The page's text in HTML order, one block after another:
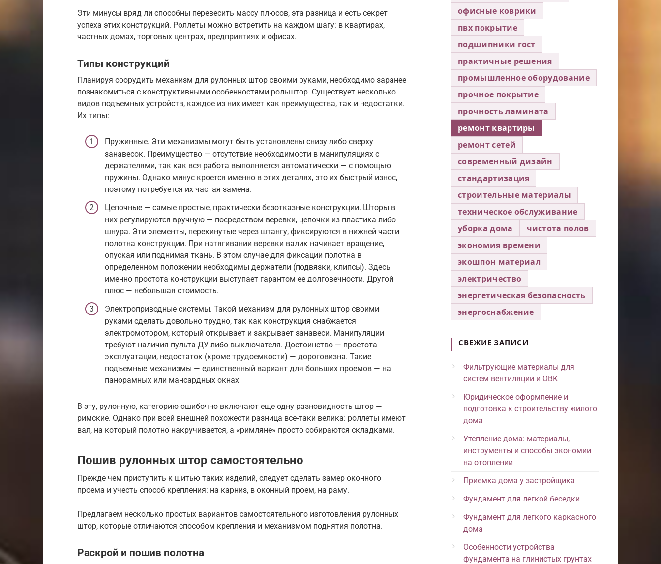
Эти минусы вряд ли способны перевесить массу плюсов, эта разница и есть секрет
успеха этих конструкций. Роллеты можно встретить на каждом шагу: в квартирах,
частных домах, торговых центрах, предприятиях и офисах.
Типы конструкций
Планируя соорудить механизм для рулонных штор своими руками, необходимо заранее
познакомиться с конструктивными особенностями рольштор. Существует несколько
видов подъемных устройств, каждое из них имеет как преимущества, так и недостатки.
Их типы:
Пружинные. Эти механизмы могут быть установлены снизу либо сверху
занавесок. Преимущество — отсутствие необходимости в манипуляциях с
держателями, так как вся работа выполняется автоматически — с помощью
пружины. Однако минус кроется именно в этих деталях, это их быстрый износ,
поэтому потребуется их частая замена.
Цепочные — самые простые, практически безотказные конструкции. Шторы в
них регулируются вручную — посредством веревки, цепочки из пластика либо
шнура. Эти элементы, перекинутые через штангу, фиксируются в нижней части
полотна конструкции. При натягивании веревки валик начинает вращение,
опуская или поднимая ткань. В этом случае для фиксации полотна в
определенном положении необходимы держатели (подвязки, клипсы). Здесь
именно простота конструкции выступает гарантом ее долговечности. Другой
плюс — небольшая стоимость.
Электроприводные системы. Такой механизм для рулонных штор своими
руками сделать довольно трудно, так как конструкция снабжается
электромотором, который открывает и закрывает занавеси. Манипуляции
требуют наличия пульта ДУ либо выключателя. Достоинство — простота
эксплуатации, недостаток (кроме трудоемкости) — дороговизна. Такие
подъемные механизмы — единственный вариант для больших проемов — на
панорамных или мансардных окнах.
В эту, рулонную, категорию ошибочно включают еще одну разновидность штор —
римские. Однако при всей внешней похожести разница все-таки велика: роллеты имеют
вал, на который полотно накручивается, а «римляне» просто собираются складками.
Пошив рулонных штор самостоятельно
Прежде чем приступить к шитью таких изделий, следует сделать замер оконного
проема и учесть способ крепления: на карниз, в оконный проем, на раму.
Предлагаем несколько простых вариантов самостоятельного изготовления рулонных
штор, которые отличаются способом крепления и механизмом поднятия полотна.
Раскрой и пошив полотна
офисные коврики
пвх покрытие
подшипники гост
практичные решения
промышленное оборудование
прочное покрытие
прочность ламината
ремонт квартиры
ремонт сетей
современный дизайн
стандартизация
строительные материалы
техническое обслуживание
уборка дома
чистота полов
экономия времени
экошпон материал
электричество
энергетическая безопасность
энергоснабжение
СВЕЖИЕ ЗАПИСИ
Фильтрующие материалы для
систем вентиляции и ОВК
Юридическое оформление и
подготовка к строительству жилого
дома
Утепление дома: материалы,
инструменты и способы экономии
на отоплении
Приемка дома у застройщика
Фундамент для легкой беседки
Фундамент для легкого каркасного
дома
Особенности устройства
фундамента на глинистых грунтах